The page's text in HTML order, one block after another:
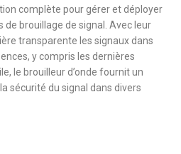
complète pour gérer et déployer
brouillage de signal. Avec leur
transparente les signaux dans
y compris les dernières
le brouilleur d’onde fournit un
sécurité du signal dans divers